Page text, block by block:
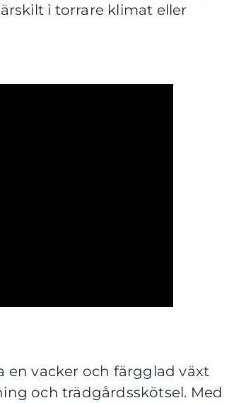
i torrare klimat eller
vacker och färgglad växt
och trädgårdsskötsel. Med